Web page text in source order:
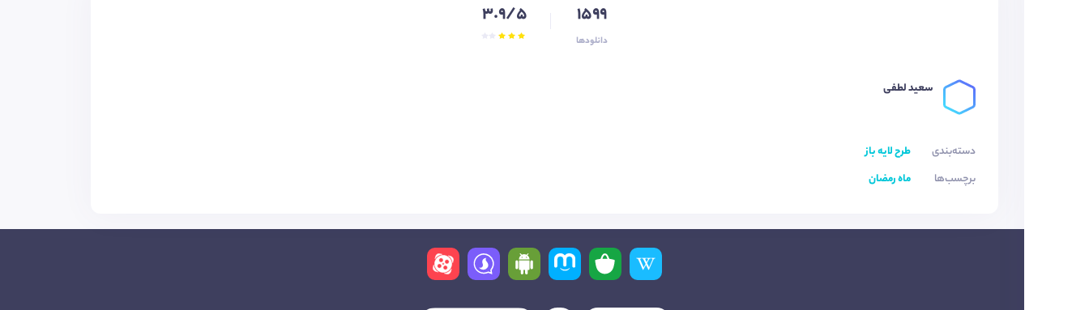
1599
دانلودها
3.9/5
سعید لطفی
دسته‌بندی
طرح لایه باز
برچسب‌ها
ماه رمضان